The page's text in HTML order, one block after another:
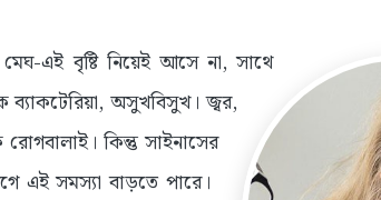
এই বৃষ্টি নিয়েই আসে না, সাথে
ব্যাকটেরিয়া, অসুখবিসুখ। জ্বর,
রোগবালাই। কিন্তু সাইনাসের
এই সমস্যা বাড়তে পারে।